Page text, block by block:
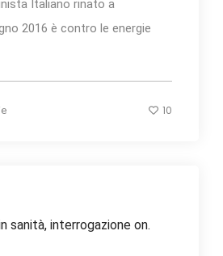
Italiano rinato a
2016 è contro le energie
10
sanità, interrogazione on.